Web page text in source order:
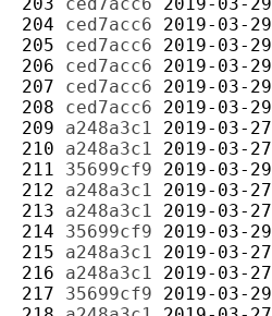
204 ced7acc6 2019-03-29
205 ced7acc6 2019-03-29
206 ced7acc6 2019-03-29
207 ced7acc6 2019-03-29
208 ced7acc6 2019-03-29
209 a248a3c1 2019-03-27
210 a248a3c1 2019-03-27
211 35699cf9 2019-03-29
212 a248a3c1 2019-03-27
213 a248a3c1 2019-03-27
214 35699cf9 2019-03-29
215 a248a3c1 2019-03-27
216 a248a3c1 2019-03-27
217 35699cf9 2019-03-29